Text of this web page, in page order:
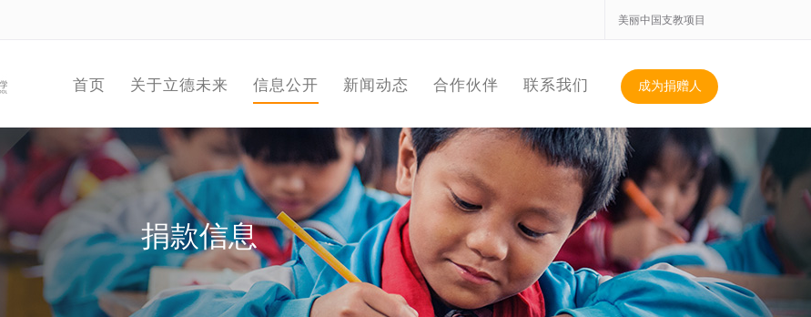
美丽中国支教项目
首页 关于立德未来 信息公开 新闻动态 合作伙伴 联系我们 成为捐赠人
捐款信息